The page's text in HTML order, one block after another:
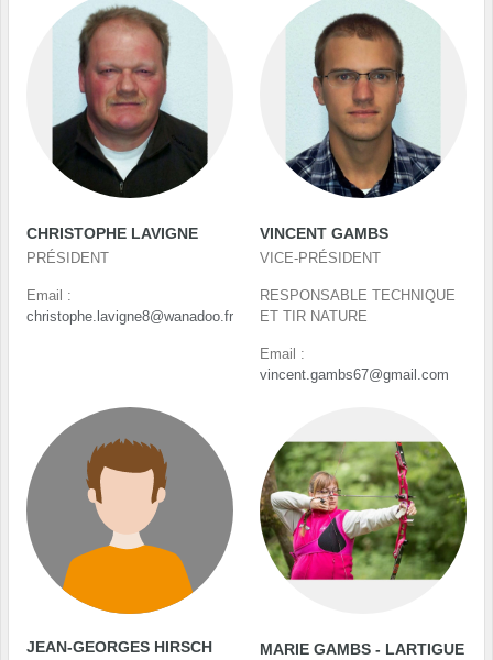
CHRISTOPHE LAVIGNE
PRÉSIDENT
Email :
christophe.lavigne8@wanadoo.fr
VINCENT GAMBS
VICE-PRÉSIDENT
RESPONSABLE TECHNIQUE
ET TIR NATURE
Email :
vincent.gambs67@gmail.com
JEAN-GEORGES HIRSCH MARIE GAMBS - LARTIGUE